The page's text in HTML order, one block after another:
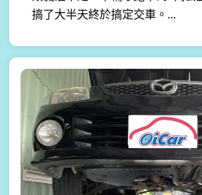
搞了大半天終於搞定交車。...